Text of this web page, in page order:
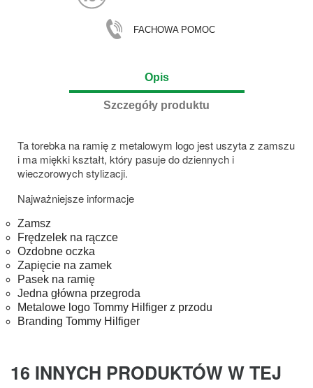
FACHOWA POMOC
Opis
Szczegóły produktu
Ta torebka na ramię z metalowym logo jest uszyta z zamszu
i ma miękki kształt, który pasuje do dziennych i
wieczorowych stylizacji.
Najważniejsze informacje
Zamsz
Frędzelek na rączce
Ozdobne oczka
Zapięcie na zamek
Pasek na ramię
Jedna główna przegroda
Metalowe logo Tommy Hilfiger z przodu
Branding Tommy Hilfiger
16 INNYCH PRODUKTÓW W TEJ